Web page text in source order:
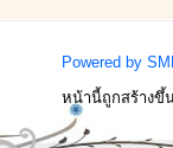
Powered by
หน้านี้ถูกสร้างขึ้